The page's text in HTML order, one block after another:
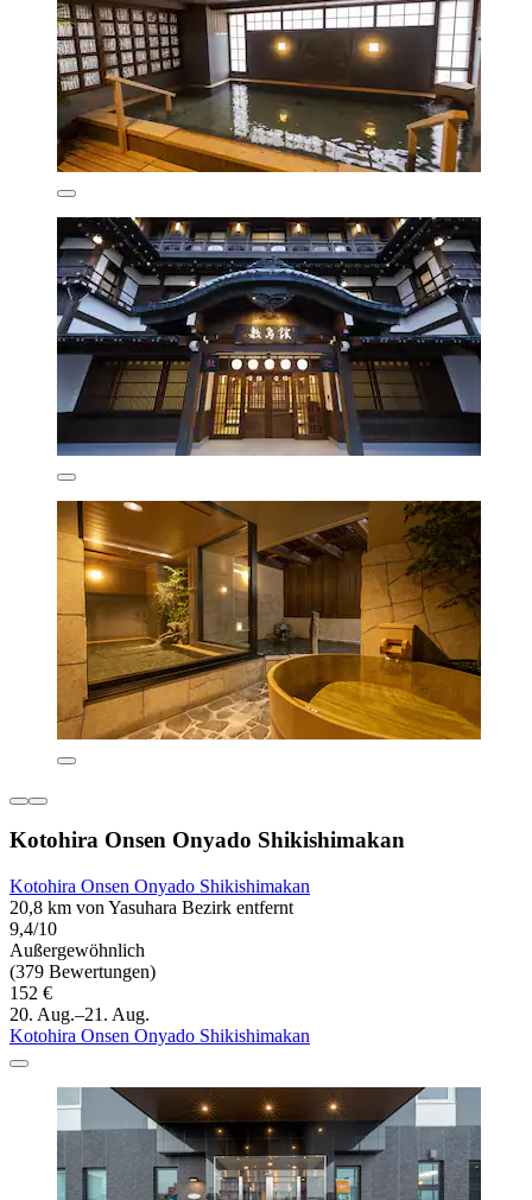
Kotohira Onsen Onyado Shikishimakan
Kotohira Onsen Onyado Shikishimakan
20,8 km von Yasuhara Bezirk entfernt
9,4/10
Außergewöhnlich
(379 Bewertungen)
152 €
20. Aug.–21. Aug.
Kotohira Onsen Onyado Shikishimakan